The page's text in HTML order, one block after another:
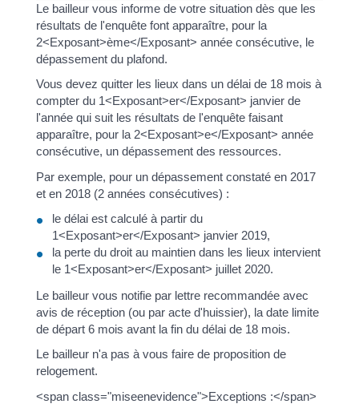
Le bailleur vous informe de votre situation dès que les
résultats de l'enquête font apparaître, pour la
2<Exposant>ème</Exposant> année consécutive, le
dépassement du plafond.
Vous devez quitter les lieux dans un délai de 18 mois à
compter du 1<Exposant>er</Exposant> janvier de
l'année qui suit les résultats de l'enquête faisant
apparaître, pour la 2<Exposant>e</Exposant> année
consécutive, un dépassement des ressources.
Par exemple, pour un dépassement constaté en 2017
et en 2018 (2 années consécutives) :
le délai est calculé à partir du
1<Exposant>er</Exposant> janvier 2019,
la perte du droit au maintien dans les lieux intervient
le 1<Exposant>er</Exposant> juillet 2020.
Le bailleur vous notifie par lettre recommandée avec
avis de réception (ou par acte d'huissier), la date limite
de départ 6 mois avant la fin du délai de 18 mois.
Le bailleur n'a pas à vous faire de proposition de
relogement.
<span class="miseenevidence">Exceptions :</span>